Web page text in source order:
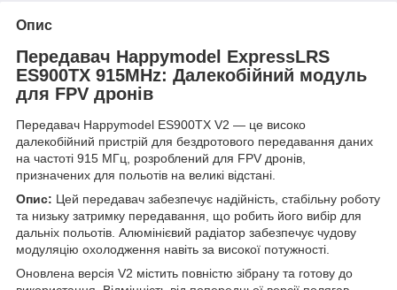
Опис
Передавач Happymodel ExpressLRS
ES900TX 915MHz: Далекобійний модуль
для FPV дронів
Передавач Happymodel ES900TX V2 — це високо
далекобійний пристрій для бездротового передавання даних
на частоті 915 МГц, розроблений для FPV дронів,
призначених для польотів на великі відстані.
Опис: Цей передавач забезпечує надійність, стабільну роботу
та низьку затримку передавання, що робить його вибір для
дальніх польотів. Алюмінієвий радіатор забезпечує чудову
модуляцію охолодження навіть за високої потужності.
Оновлена версія V2 містить повністю зібрану та готову до